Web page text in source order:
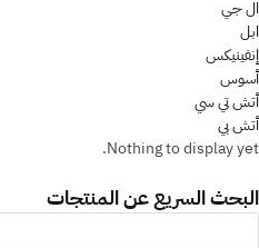
ال جي
ابل
إنفينيكس
أسوس
أتش تي سي
أتش بي
Nothing to display yet.
البحث السريع عن المنتجات